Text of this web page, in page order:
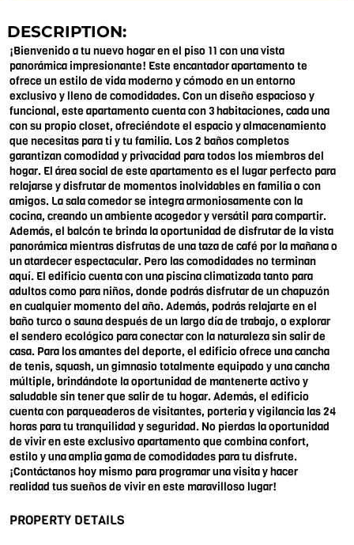
DESCRIPTION:
¡Bienvenido a tu nuevo hogar en el piso 11 con una vista
panorámica impresionante! Este encantador apartamento te
ofrece un estilo de vida moderno y cómodo en un entorno
exclusivo y lleno de comodidades. Con un diseño espacioso y
funcional, este apartamento cuenta con 3 habitaciones, cada una
con su propio closet, ofreciéndote el espacio y almacenamiento
que necesitas para ti y tu familia. Los 2 baños completos
garantizan comodidad y privacidad para todos los miembros del
hogar. El área social de este apartamento es el lugar perfecto para
relajarse y disfrutar de momentos inolvidables en familia o con
amigos. La sala comedor se integra armoniosamente con la
cocina, creando un ambiente acogedor y versátil para compartir.
Además, el balcón te brinda la oportunidad de disfrutar de la vista
panorámica mientras disfrutas de una taza de café por la mañana o
un atardecer espectacular. Pero las comodidades no terminan
aquí. El edificio cuenta con una piscina climatizada tanto para
adultos como para niños, donde podrás disfrutar de un chapuzón
en cualquier momento del año. Además, podrás relajarte en el
baño turco o sauna después de un largo día de trabajo, o explorar
el sendero ecológico para conectar con la naturaleza sin salir de
casa. Para los amantes del deporte, el edificio ofrece una cancha
de tenis, squash, un gimnasio totalmente equipado y una cancha
múltiple, brindándote la oportunidad de mantenerte activo y
saludable sin tener que salir de tu hogar. Además, el edificio
cuenta con parqueaderos de visitantes, porteria y vigilancia las 24
horas para tu tranquilidad y seguridad. No pierdas la oportunidad
de vivir en este exclusivo apartamento que combina confort,
estilo y una amplia gama de comodidades para tu disfrute.
¡Contáctanos hoy mismo para programar una visita y hacer
realidad tus sueños de vivir en este maravilloso lugar!
PROPERTY DETAILS